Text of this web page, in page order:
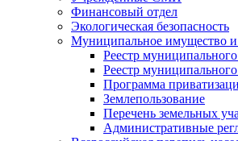
Финансовый отдел
Экологическая безопасность
Муниципальное имущество и
Реестр
Реестр
Программа
Землепользование
Перечень земельных
Административные